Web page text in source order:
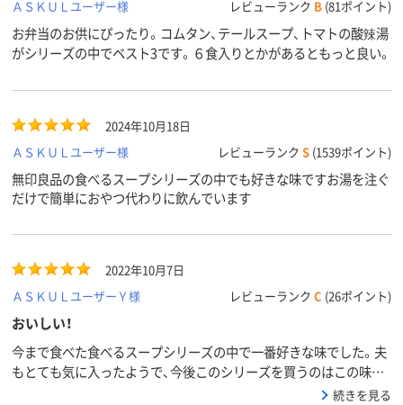
ＡＳＫＵＬユーザー様
レビューランク B (81ポイント)
お弁当のお供にぴったり。コムタン、テールスープ、トマトの酸辣湯
がシリーズの中でベスト3です。６食入りとかがあるともっと良い。
2024年10月18日
ＡＳＫＵＬユーザー様
レビューランク S (1539ポイント)
無印良品の食べるスープシリーズの中でも好きな味ですお湯を注ぐ
だけで簡単におやつ代わりに飲んでいます
2022年10月7日
ＡＳＫＵＬユーザーＹ様
レビューランク C (26ポイント)
おいしい！
今まで食べた食べるスープシリーズの中で一番好きな味でした。夫
もとても気に入ったようで、今後このシリーズを買うのはこの味だ
けで良いよと言っていました。なくなったらまたリピしたいと思い
続きを見る